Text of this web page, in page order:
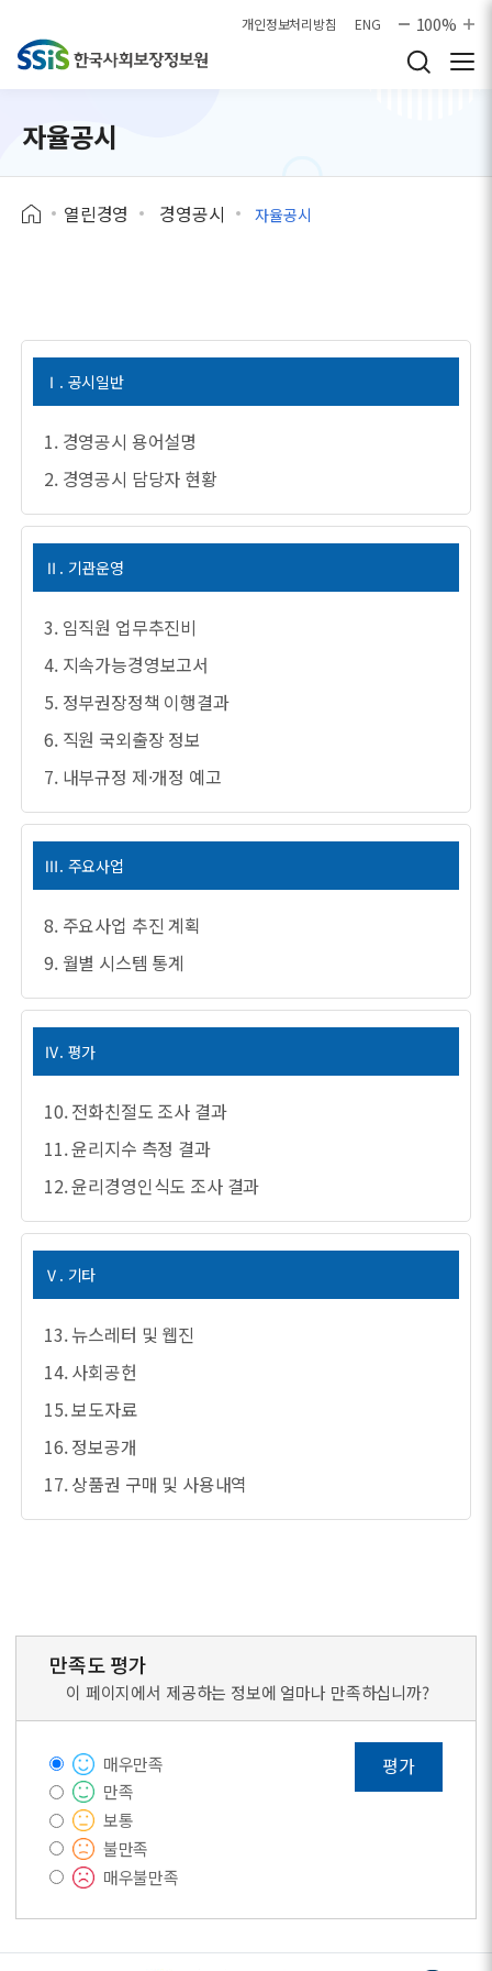
개인정보처리방침 ENG 100%
자율공시
열린경영 경영공시 자율공시
Ⅰ. 공시일반
1. 경영공시 용어설명
2. 경영공시 담당자 현황
Ⅱ. 기관운영
3. 임직원 업무추진비
4. 지속가능경영보고서
5. 정부권장정책 이행결과
6. 직원 국외출장 정보
7. 내부규정 제·개정 예고
Ⅲ. 주요사업
8. 주요사업 추진 계획
9. 월별 시스템 통계
Ⅳ. 평가
10. 전화친절도 조사 결과
11. 윤리지수 측정 결과
12. 윤리경영인식도 조사 결과
Ⅴ. 기타
13. 뉴스레터 및 웹진
14. 사회공헌
15. 보도자료
16. 정보공개
17. 상품권 구매 및 사용내역
만족도 평가
이 페이지에서 제공하는 정보에 얼마나 만족하십니까?
매우만족
만족
보통
불만족
매우불만족
평가